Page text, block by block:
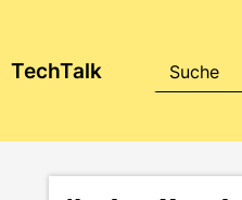
TechTalk